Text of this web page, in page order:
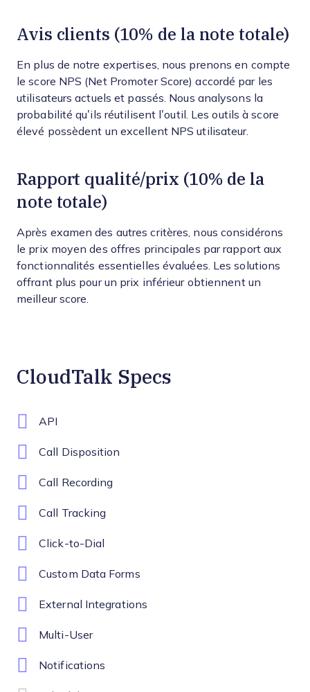
Avis clients (10% de la note totale)
En plus de notre expertises, nous prenons en compte
le score NPS (Net Promoter Score) accordé par les
utilisateurs actuels et passés. Nous analysons la
probabilité qu’ils réutilisent l’outil. Les outils à score
élevé possèdent un excellent NPS utilisateur.
Rapport qualité/prix (10% de la
note totale)
Après examen des autres critères, nous considérons
le prix moyen des offres principales par rapport aux
fonctionnalités essentielles évaluées. Les solutions
offrant plus pour un prix inférieur obtiennent un
meilleur score.
CloudTalk Specs
API
Call Disposition
Call Recording
Call Tracking
Click-to-Dial
Custom Data Forms
External Integrations
Multi-User
Notifications